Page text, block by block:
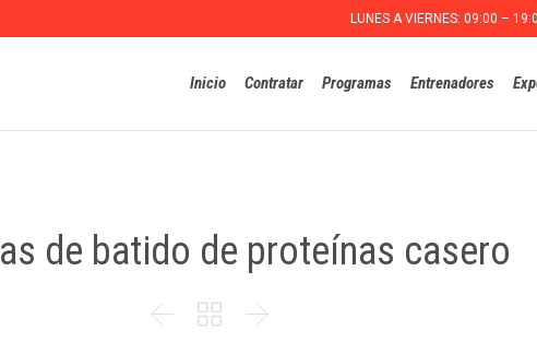
LUNES A VIERNES: 09:00 –
Inicio Contratar Programas Entrenadores
de batido de proteínas casero
  